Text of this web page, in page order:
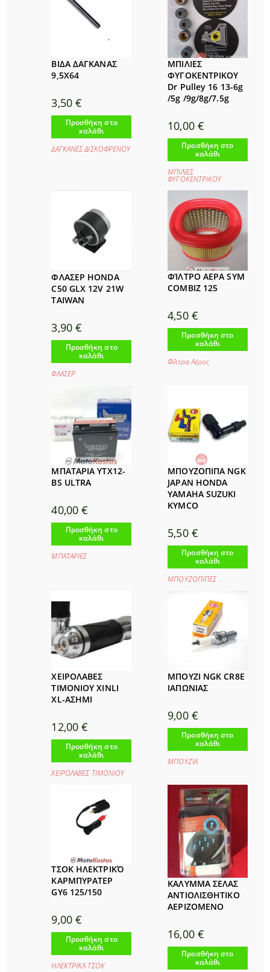
ΒΙΔΑ ΔΑΓΚΑΝΑΣ
9,5Χ64
3,50 €
Προσθήκη στο
καλάθι
ΔΑΓΚΑΝΕΣ ΔΙΣΚΟΦΡΕΝΟΥ
ΜΠΙΛΙΕΣ
ΦΥΓΟΚΕΝΤΡΙΚΟΥ
Dr Pulley 16 13-6g
/5g /9g/8g/7.5g
10,00 €
Προσθήκη στο
καλάθι
ΜΠΙΛΙΕΣ
ΦΥΓΟΚΕΝΤΡΙΚΟΥ
ΦΛΑΣΕΡ HONDA
C50 GLX 12V 21W
TAIWAN
3,90 €
Προσθήκη στο
καλάθι
ΦΛΑΣΕΡ
ΦΊΛΤΡΟ ΑΕΡΑ SYM
COMBIZ 125
4,50 €
Προσθήκη στο
καλάθι
Φίλτρα Αέρος
ΜΠΑΤΑΡΙΑ YTX12-
BS ULTRA
40,00€
Προσθήκη στο
καλάθι
ΜΠΑΤΑΡΙΕΣ
ΜΠΟΥΖΟΠΙΠΑ NGK
JAPAN HONDA
YAMAHA SUZUKI
KYMCO
5,50 €
Προσθήκη στο
καλάθι
ΜΠΟΥΖΟΠΙΠΕΣ
ΧΕΙΡΟΛΑΒΕΣ
ΤΙΜΟΝΙΟΥ XINLI
XL-ΑΣΗΜΙ
12,00€
Προσθήκη στο
καλάθι
ΧΕΙΡΟΛΑΒΕΣ ΤΙΜΟΝΙΟΥ
ΜΠΟΥΖΙ NGK CR8E
ΙΑΠΩΝΙΑΣ
9,00 €
Προσθήκη στο
καλάθι
ΜΠΟΥΖΙA
ΤΣΟΚ ΗΛΕΚΤΡΙΚΌ
ΚΑΡΜΠΥΡΑΤΕΡ
GY6 125/150
9,00 €
Προσθήκη στο
καλάθι
ΗΛΕΚΤΡΙΚΑ ΤΣΟΚ
ΚΑΛΥΜΜΑ ΣΕΛΑΣ
ΑΝΤΙΟΛΙΣΘΗΤΙΚΟ
ΑΕΡΙΖΟΜΕΝΟ
16,00 €
Προσθήκη στο
καλάθι